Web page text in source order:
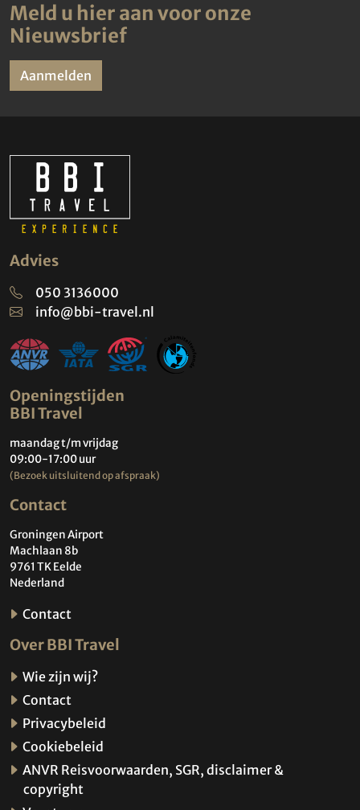
Meld u hier aan voor onze
Nieuwsbrief
Aanmelden
Advies
050 3136000
info@bbi-travel.nl
Openingstijden
BBI Travel
maandag t/m vrijdag
09:00-17:00 uur
(Bezoek uitsluitend op afspraak)
Contact
Groningen Airport
Machlaan 8b
9761 TK Eelde
Nederland
Contact
Over BBI Travel
Wie zijn wij?
Contact
Privacybeleid
Cookiebeleid
ANVR Reisvoorwaarden, SGR, disclaimer &
copyright